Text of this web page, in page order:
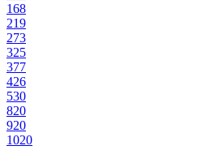
168
219
273
325
377
426
530
820
920
1020